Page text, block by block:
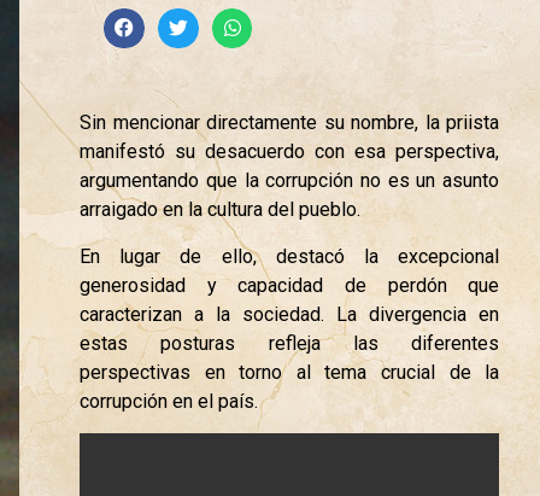
Sin mencionar directamente su nombre, la priista
manifestó su desacuerdo con esa perspectiva,
argumentando que la corrupción no es un asunto
arraigado en la cultura del pueblo.
En lugar de ello, destacó la excepcional
generosidad y capacidad de perdón que
caracterizan a la sociedad. La divergencia en
estas posturas refleja las diferentes
perspectivas en torno al tema crucial de la
corrupción en el país.